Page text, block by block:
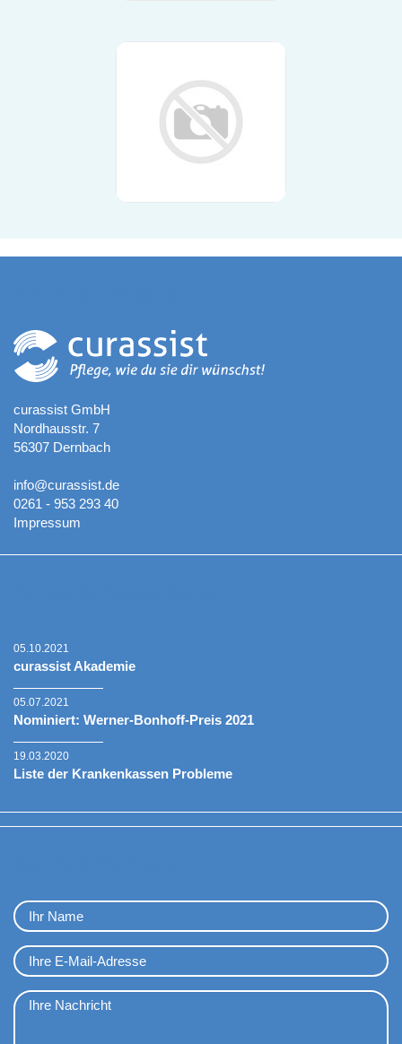
curassist GmbH
Nordhausstr. 7
56307 Dernbach
info@curassist.de
0261 - 953 293 40
Impressum
05.10.2021
curassist Akademie
05.07.2021
Nominiert: Werner-Bonhoff-Preis 2021
19.03.2020
Liste der Krankenkassen Probleme